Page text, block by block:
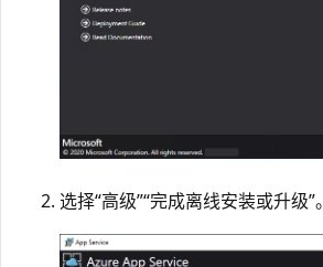
选择“高级”“完成离线安装或升级”。